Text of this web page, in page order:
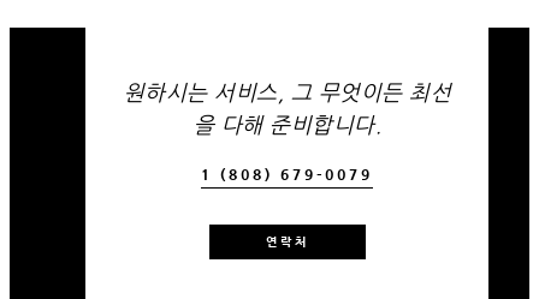
원하시는 서비스, 그 무엇이든 최선
을 다해 준비합니다.
1 (808) 679-0079
연락처